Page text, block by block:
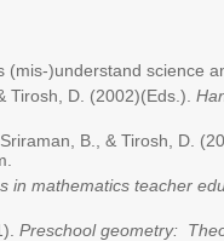
)understand science
Tirosh, D. (2002)(Eds.).
B., & Tirosh, D.
in mathematics teacher
Preschool geometry: